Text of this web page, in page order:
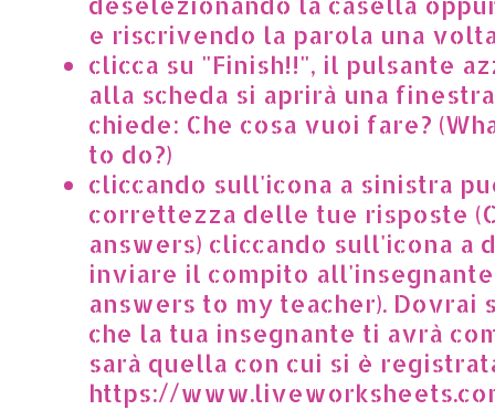
e riscrivendo la parola una
clicca su "Finish!!", il pulsante
alla scheda si aprirà una
chiede: Che cosa vuoi fare?
to do?)
cliccando sull'icona a sinistra
correttezza delle tue risposte
answers) cliccando sull'icona a
inviare il compito all'insegnante
answers to my teacher). Dovrai
che la tua insegnante ti avrà
sarà quella con cui si è
https://